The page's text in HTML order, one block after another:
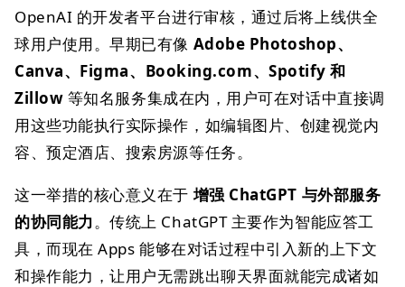
OpenAI 的开发者平台进行审核，通过后将上线供全
球用户使用。早期已有像 Adobe Photoshop、
Canva、Figma、Booking.com、Spotify 和
Zillow 等知名服务集成在内，用户可在对话中直接调
用这些功能执行实际操作，如编辑图片、创建视觉内
容、预定酒店、搜索房源等任务。
这一举措的核心意义在于 增强 ChatGPT 与外部服务
的协同能力。传统上 ChatGPT 主要作为智能应答工
具，而现在 Apps 能够在对话过程中引入新的上下文
和操作能力，让用户无需跳出聊天界面就能完成诸如